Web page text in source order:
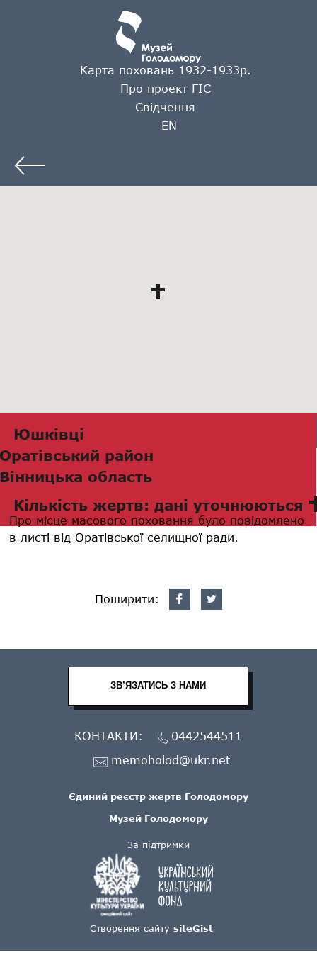
Карта поховань 1932-1933р.
Про проект ГІС
Свідчення
EN
Юшківці
Оратівський район
Вінницька область
Кількість жертв: дані уточнюються
Про місце масового поховання було повідомлено
в листі від Оратівської селищної ради.
Поширити:
За підтримки
Створення сайту siteGist
Єдиний реєстр жертв Голодомору
Музей Голодомору
ЗВ’ЯЗАТИСЬ З НАМИ
КОНТАКТИ:
0442544511
memoholod@ukr.net